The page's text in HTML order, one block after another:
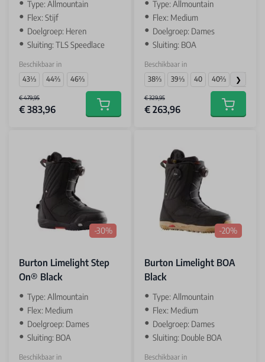
Type: Allmountain
Flex: Stijf
Doelgroep: Heren
Sluiting: TLS Speedlace
Beschikbaar in
43⅓
44⅔ 46⅔
€ 479,95
€ 383,96 Add to cart
Type: Allmountain
Flex: Medium
Doelgroep: Dames
Sluiting: BOA
Beschikbaar in
38⅔
39⅓ 40 40⅔ 41⅓
€ 329,95
€ 263,96 Add to
-30%
Burton Limelight Step
On® Black
Type: Allmountain
Flex: Medium
Doelgroep: Dames
Sluiting: BOA
Beschikbaar in
-20%
Burton Limelight BOA
Black
Type: Allmountain
Flex: Medium
Doelgroep: Dames
Sluiting: Double BOA
Beschikbaar in